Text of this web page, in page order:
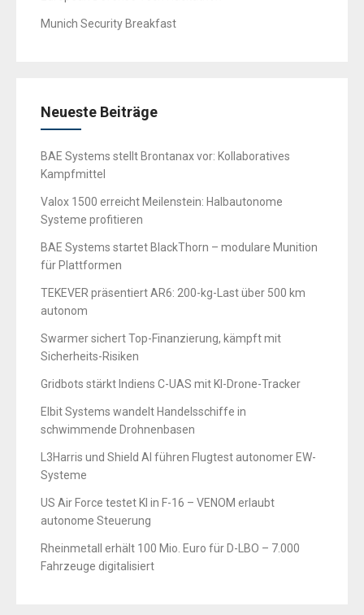
Munich Security Breakfast
Neueste Beiträge
BAE Systems stellt Brontanax vor: Kollaboratives
Kampfmittel
Valox 1500 erreicht Meilenstein: Halbautonome
Systeme profitieren
BAE Systems startet BlackThorn – modulare Munition
für Plattformen
TEKEVER präsentiert AR6: 200-kg-Last über 500 km
autonom
Swarmer sichert Top-Finanzierung, kämpft mit
Sicherheits-Risiken
Gridbots stärkt Indiens C-UAS mit KI-Drone-Tracker
Elbit Systems wandelt Handelsschiffe in
schwimmende Drohnenbasen
L3Harris und Shield AI führen Flugtest autonomer EW-
Systeme
US Air Force testet KI in F-16 – VENOM erlaubt
autonome Steuerung
Rheinmetall erhält 100 Mio. Euro für D-LBO – 7.000
Fahrzeuge digitalisiert